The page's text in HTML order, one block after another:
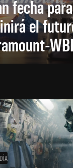
fecha
el